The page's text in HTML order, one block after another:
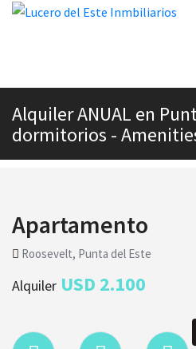
Alquiler ANUAL en
dormitorios -
Apartamento
Roosevelt, Punta del Este
Alquiler USD 2.100